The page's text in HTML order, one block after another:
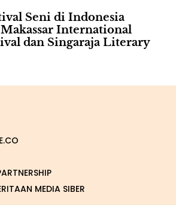
Seni di Indonesia
International
dan Singaraja Literary
MEDIA SIBER